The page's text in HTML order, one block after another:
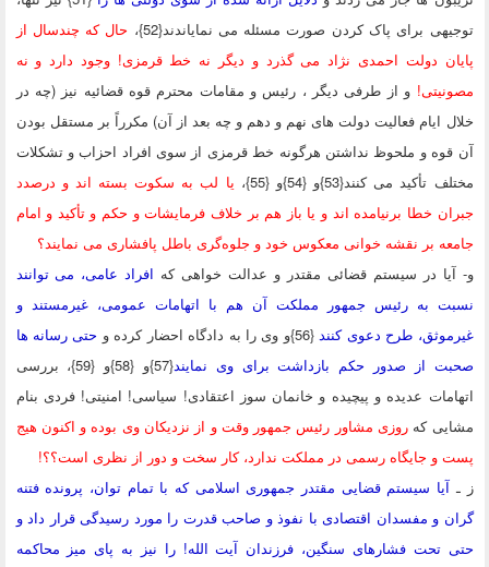
برای پاک کردن صورت مسئله می نمایاندند{52}،
حال که چندسال از
دولت احمدی نژاد می گذرد و دیگر نه خط قرمزی! وجود دارد و نه
و از طرفی دیگر ، رئیس و مقامات محترم قوه قضائیه نیز (چه در
ایام فعالیت دولت های نهم و دهم و چه بعد از آن) مکرراً بر مستقل بودن
و ملحوظ نداشتن هرگونه خط قرمزی از سوی افراد احزاب و تشکلات
می کنند{53}و {54}و {55}،
یا لب به سکوت بسته اند و درصدد
خطا برنیامده اند و یا باز هم بر خلاف فرمایشات و حکم و تأکید و امام
بر نقشه خوانی معکوس خود و جلوه‌گری باطل پافشاری می نمایند؟
در سیستم قضائی مقتدر و عدالت خواهی کهافراد عامی، می توانند
به رئیس جمهور مملکت آن هم با اتهامات عمومی، غیرمستند و
طرح دعوی کنند{56}و وی را به دادگاه احضار کرده و
حتی رسانه ها
از صدور حکم بازداشت برای وی نمایند
{57}و {58}و {59}، بررسی
عدیده و پیچیده و خانمان سوز اعتقادی! سیاسی! امنیتی! فردی بنام
کهروزی مشاور رئیس جمهور وقت و از نزدیکان وی بوده و اکنون هیج
و جایگاه رسمی در مملکت ندارد، کار سخت و دور از نظری است؟؟!
آیا سیستم قضایی مقتدر جمهوری اسلامی که با تمام توان، پرونده فتنه
و مفسدان اقتصادی با نفوذ و صاحب قدرت را مورد رسیدگی قرار داد و
تحت فشارهای سنگین، فرزندان آیت الله! را نیز به پای میز محاکمه